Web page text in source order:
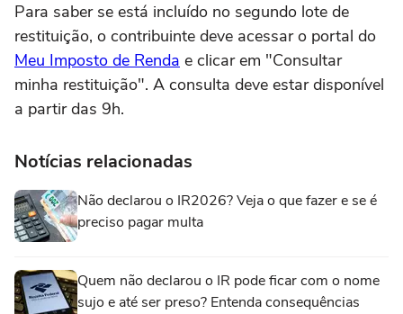
Para saber se está incluído no segundo lote de
restituição, o contribuinte deve acessar o portal do
Meu Imposto de Renda e clicar em "Consultar
minha restituição". A consulta deve estar disponível
a partir das 9h.
Notícias relacionadas
Não declarou o IR2026? Veja o que fazer e se é
preciso pagar multa
Quem não declarou o IR pode ficar com o nome
sujo e até ser preso? Entenda consequências